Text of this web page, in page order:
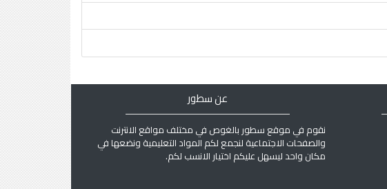
عن سطور
نقوم في موقع سطور بالغوص في مختلف مواقع الانترنت
والصفحات الاجتماعية لنجمع لكم المواد التعليمية ونضعها في
مكان واحد ليسهل عليكم اختيار الانسب لكم.